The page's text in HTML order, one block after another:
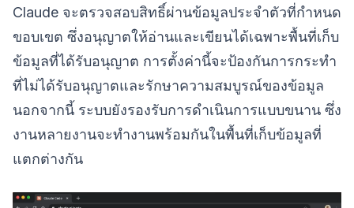
Claude จะตรวจสอบสิทธิ์ผ่านข้อมูลประจำตัวที่กำหนด
ขอบเขต ซึ่งอนุญาตให้อ่านและเขียนได้เฉพาะพื้นที่เก็บ
ข้อมูลที่ได้รับอนุญาต การตั้งค่านี้จะป้องกันการกระทำ
ที่ไม่ได้รับอนุญาตและรักษาความสมบูรณ์ของข้อมูล
นอกจากนี้ ระบบยังรองรับการดำเนินการแบบขนาน ซึ่ง
งานหลายงานจะทำงานพร้อมกันในพื้นที่เก็บข้อมูลที่
แตกต่างกัน